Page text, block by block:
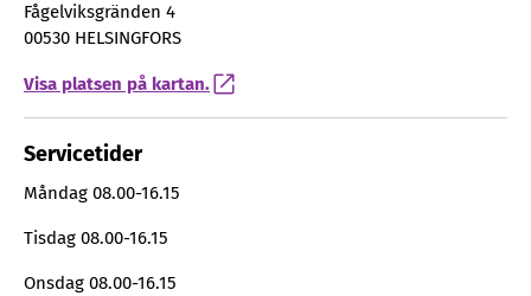
Fågelviksgränden 4
00530 HELSINGFORS
Visa platsen på kartan.
Servicetider
Måndag 08.00-16.15
Tisdag 08.00-16.15
Onsdag 08.00-16.15